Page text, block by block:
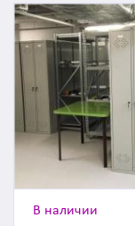
В наличии